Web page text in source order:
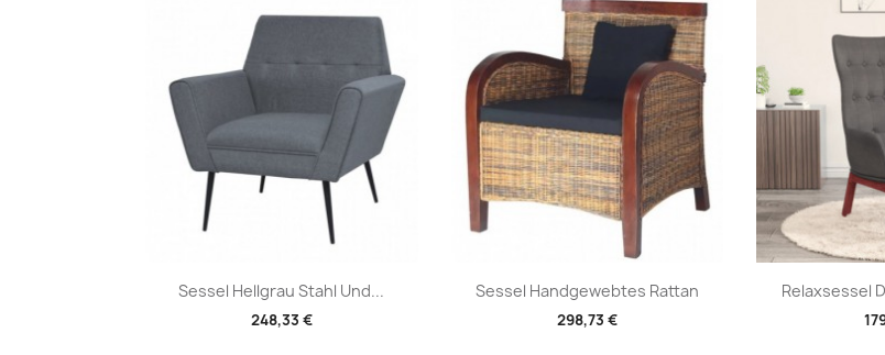
Sessel Hellgrau Stahl Und...
248,33 €
Vorschau Sessel Handgewebtes Rattan
298,73 €
Vorschau Relaxsessel
